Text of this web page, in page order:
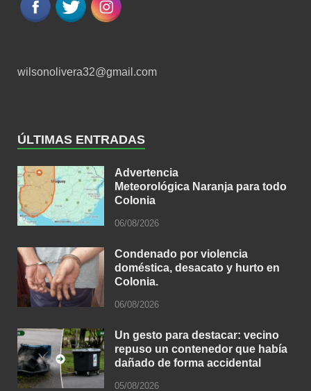
wilsonolivera32@gmail.com
ÚLTIMAS ENTRADAS
Advertencia
Meteorológica Naranja para todo
Colonia
06/08/2026
Condenado por violencia
doméstica, desacato y hurto en
Colonia.
06/08/2026
Un gesto para destacar: vecino
repuso un contenedor que había
dañado de forma accidental
05/08/2026